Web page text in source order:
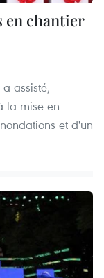
en chantier
assisté,
la mise en
et d'un